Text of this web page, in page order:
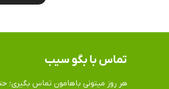
هر روز میتونی باهامون تماس بگیری؛
تماس​​​​​​​ با بگو سیب